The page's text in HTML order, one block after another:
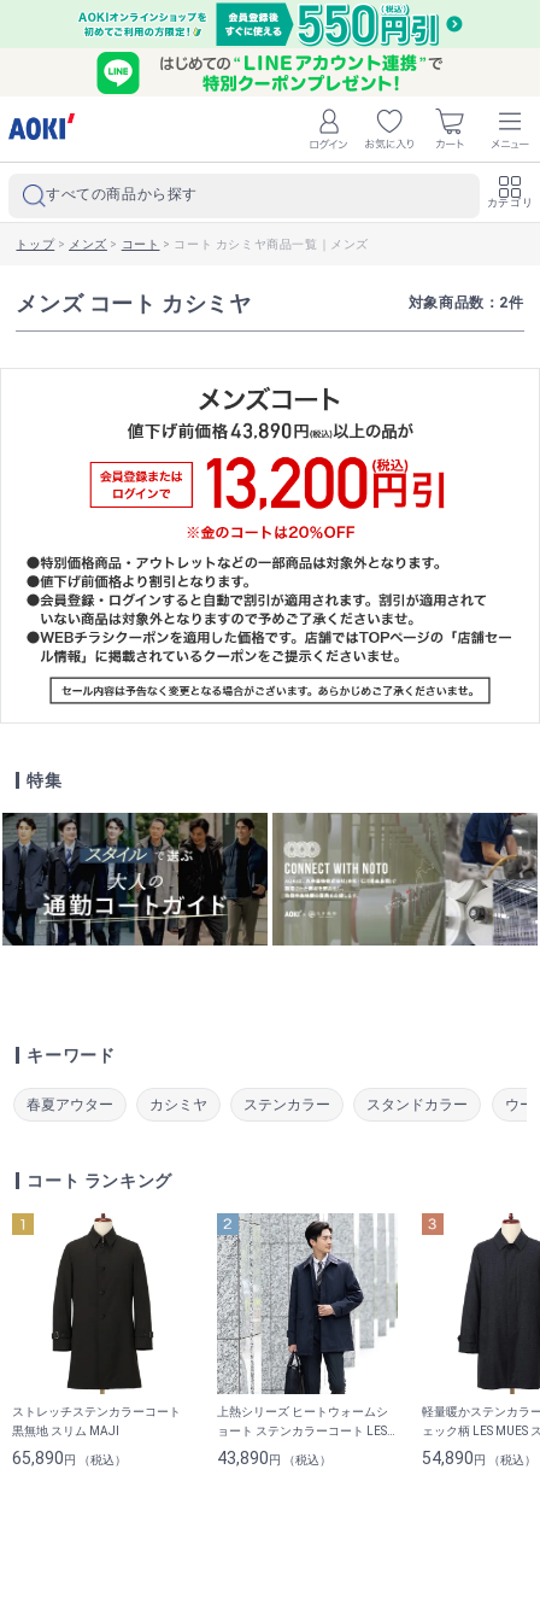
すべての商品から探す カテゴリ
トップ> メンズ > コート > コート カシミヤ商品一覧｜メンズ
メンズ コート カシミヤ 対象商品数： 2件
特集
キーワード
春夏アウター カシミヤ ステンカラー スタンドカラー ウー
コート ランキング
ストレッチステンカラーコート
黒無地 スリム MAJI
65,890円 （税込）
上熱シリーズ ヒートウォームシ
ョート ステンカラーコート LES
MUES
43,890円 （税込）
軽量暖かステンカラ
ェック柄 LES MUES
54,890円 （税込）